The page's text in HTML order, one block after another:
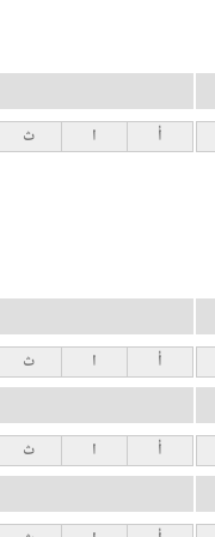
أ ا ث
أ ا ث
أ ا ث